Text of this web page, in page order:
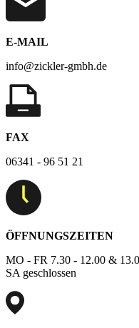
E-MAIL
info@zickler-gmbh.de
FAX
06341 - 96 51 21
ÖFFNUNGSZEITEN
MO - FR 7.30 - 12.00 &
SA geschlossen